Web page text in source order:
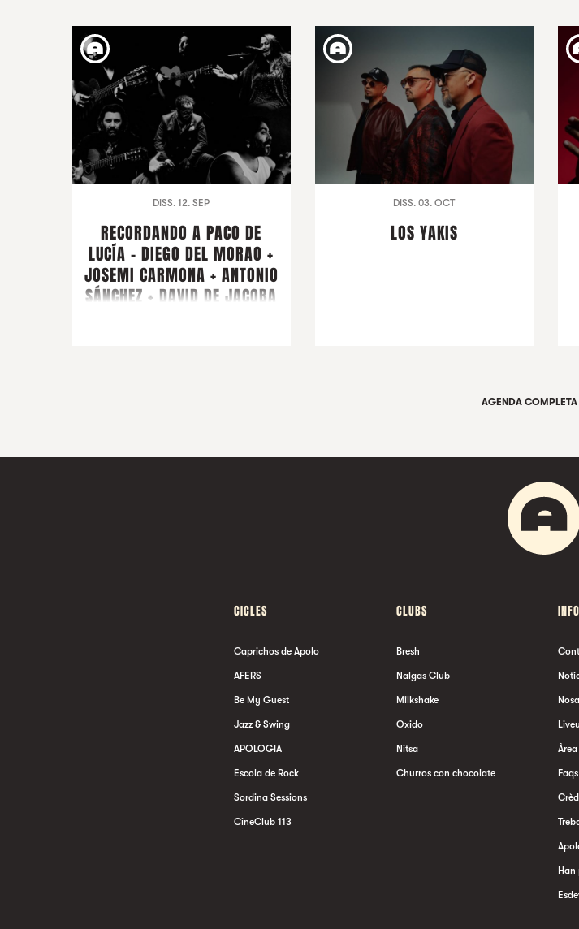
DISS. 12. SEP
RECORDANDO A PACO DE
LUCÍA - DIEGO DEL MORAO +
JOSEMI CARMONA + ANTONIO
SÁNCHEZ + DAVID DE JACOBA
DISS. 03. OCT
LOS YAKIS
AGENDA COMPLETA
CICLES
Caprichos de Apolo
AFERS
Be My Guest
Jazz & Swing
APOLOGIA
Escola de Rock
Sordina Sessions
CineClub 113
CLUBS
Bresh
Nalgas Club
Milkshake
Oxido
Nitsa
Churros con chocolate Faqs
Han